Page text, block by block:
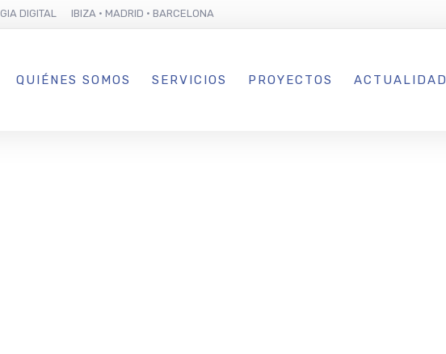
DIGITAL IBIZA · MADRID · BARCELONA
QUIÉNES SOMOS SERVICIOS PROYECTOS ACTUALIDAD